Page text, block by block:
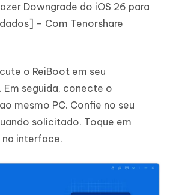
Downgrade do iOS 26 para
– Com Tenorshare
o ReiBoot em seu
seguida, conecte o
mesmo PC. Confie no seu
solicitado. Toque em
na interface.